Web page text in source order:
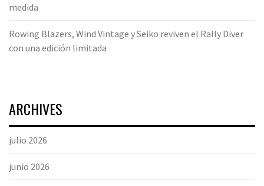
medida
Rowing Blazers, Wind Vintage y Seiko reviven el Rally Diver
con una edición limitada
ARCHIVES
julio 2026
junio 2026